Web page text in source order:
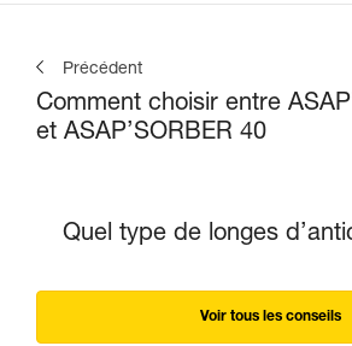
Précédent
Comment choisir entre
et ASAP’SORBER 40
Quel type de longes
Voir tous les conseils